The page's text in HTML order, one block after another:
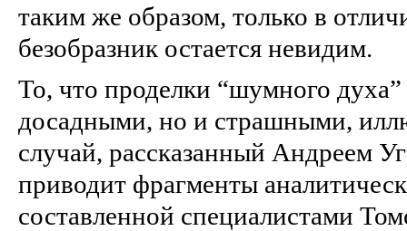
таким же образом, только в
безобразник остается невидим.
То, что проделки “шумного
досадными, но и страшными,
случай, рассказанный Андреем
приводит фрагменты
составленной специалистами